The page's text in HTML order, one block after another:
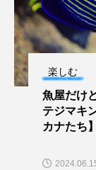
ニシキフウラ
ニジハギ
ニフレル
ニホンナマズ
楽しむ
魚屋だけ
テジマキ
カナたち】